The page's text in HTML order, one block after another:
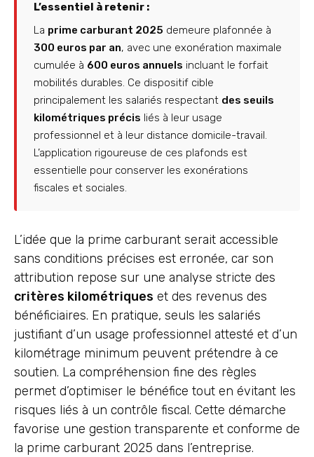
L’essentiel à retenir :
La prime carburant 2025 demeure plafonnée à
300 euros par an, avec une exonération maximale
cumulée à 600 euros annuels incluant le forfait
mobilités durables. Ce dispositif cible
principalement les salariés respectant des seuils
kilométriques précis liés à leur usage
professionnel et à leur distance domicile-travail.
L’application rigoureuse de ces plafonds est
essentielle pour conserver les exonérations
fiscales et sociales.
L’idée que la prime carburant serait accessible
sans conditions précises est erronée, car son
attribution repose sur une analyse stricte des
critères kilométriques et des revenus des
bénéficiaires. En pratique, seuls les salariés
justifiant d’un usage professionnel attesté et d’un
kilométrage minimum peuvent prétendre à ce
soutien. La compréhension fine des règles
permet d’optimiser le bénéfice tout en évitant les
risques liés à un contrôle fiscal. Cette démarche
favorise une gestion transparente et conforme de
la prime carburant 2025 dans l’entreprise.